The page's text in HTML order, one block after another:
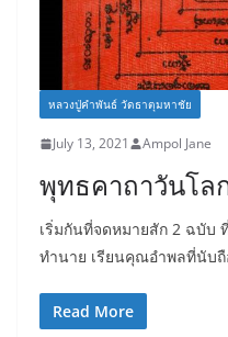
หลวงปู่คำพันธ์ วัดธาตุมหาชัย
July 13, 2021 Ampol Jane
พุทธคาถาวันโล
เริ่มกันที่จดหมายสัก 2 ฉบับ
ทำนาย เรียนคุณอำพลที่นับ
Read More